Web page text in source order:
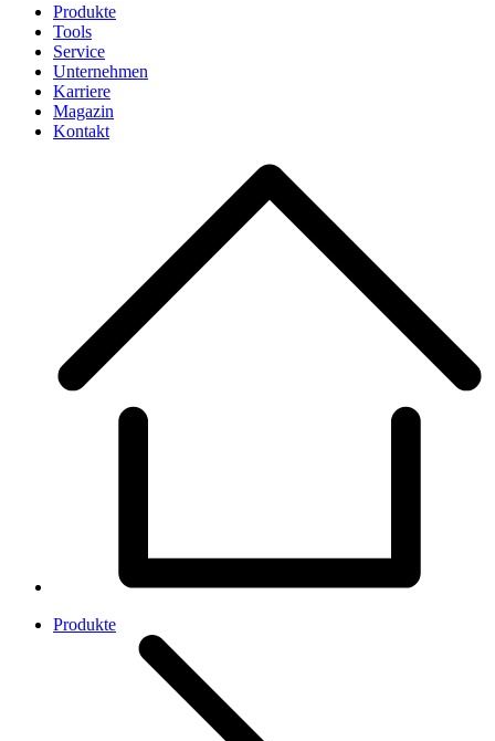
Produkte
Tools
Service
Unternehmen
Karriere
Magazin
Kontakt
Produkte